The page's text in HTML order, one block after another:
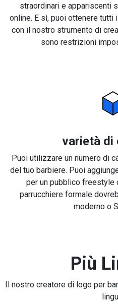
straordinari e appariscenti
online. E sì, puoi ottenere
con il nostro strumento di
sono restrizioni
varietà di
Puoi utilizzare un numero di
del tuo barbiere. Puoi
per un pubblico freestyle
parrucchiere formale
moderno o
Più
Il nostro creatore di logo per